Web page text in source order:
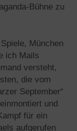
Bühne zu
München
ich Mails
versteht,
die vom
September“
und
für ein
aufgerufen